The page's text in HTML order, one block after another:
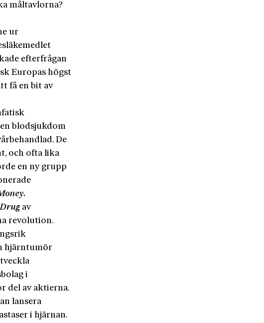
måltavlorna?
ur
efterfrågan
Europas högst
få en bit av
blodsjukdom
De
och ofta lika
en ny grupp
av
revolution.
hjärntumör
i
del av aktierna.
lansera
i hjärnan.